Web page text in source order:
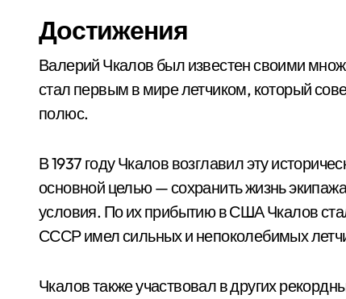
Достижения
Валерий Чкалов был известен своими
стал первым в мире летчиком, который
полюс.
В 1937 году Чкалов возглавил эту
основной целью — сохранить жизнь
условия. По их прибытию в США Чкалов
СССР имел сильных и непоколебимых
Чкалов также участвовал в других